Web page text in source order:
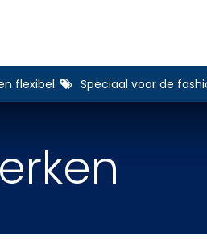
flexibel Speciaal voor de